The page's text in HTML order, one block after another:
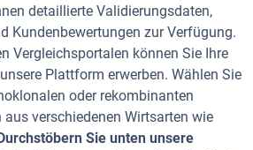
detaillierte Validierungsdaten,
Kundenbewertungen zur Verfügung.
Vergleichsportalen können Sie Ihre
Plattform erwerben. Wählen Sie
oder rekombinanten
aus verschiedenen Wirtsarten wie
Durchstöbern Sie unten unsere